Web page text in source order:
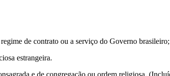
de contrato ou a serviço do Governo brasileiro;
estrangeira.
e de congregação ou ordem religiosa.